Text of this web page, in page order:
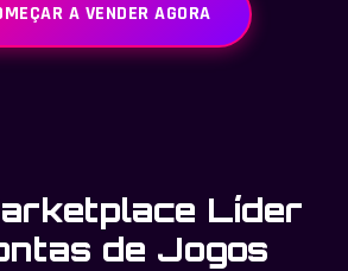
A VENDER AGORA
Líder
de Jogos